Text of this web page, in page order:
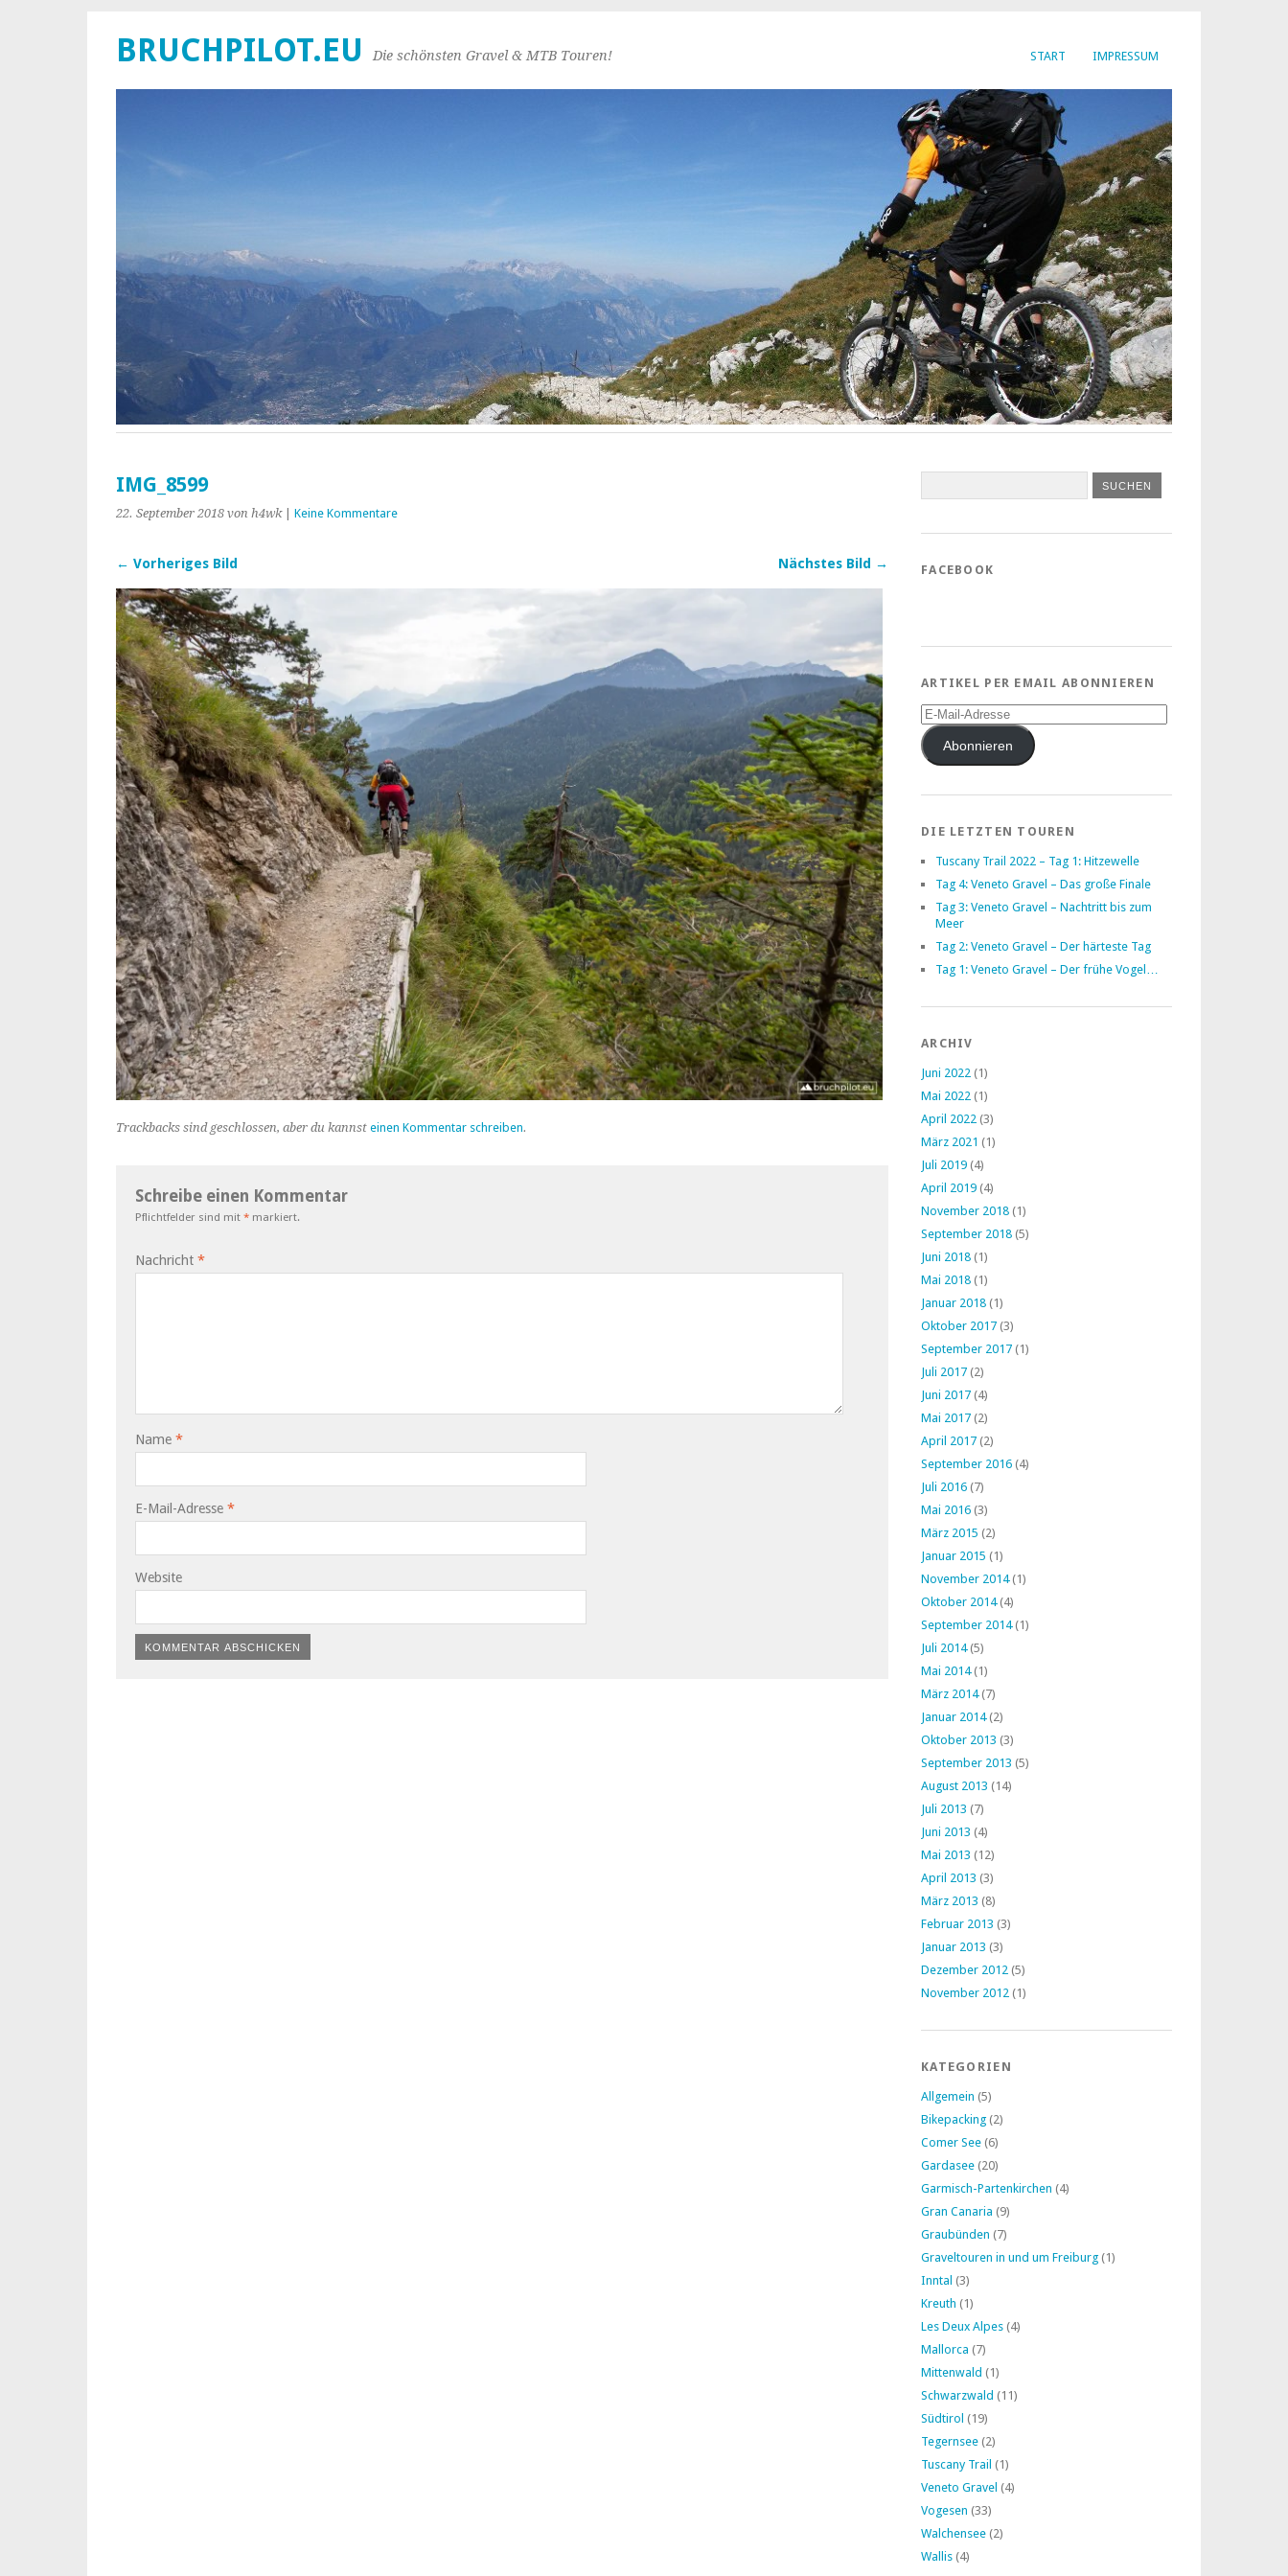
START IMPRESSUM
BRUCHPILOT.EU Die schönsten Gravel & MTB Touren!
IMG_8599
22. September 2018 von h4wk| Keine Kommentare
← Vorheriges Bild Nächstes Bild →
Trackbacks sind geschlossen, aber du kannst einen Kommentar schreiben.
Schreibe einen Kommentar
Pflichtfelder sind mit * markiert.
Nachricht *
Name *
E-Mail-Adresse *
Website
FACEBOOK
ARTIKEL PER EMAIL ABONNIEREN
E-
Mail-
AdresseAbonnieren
DIE LETZTEN TOUREN
Tuscany Trail 2022 – Tag 1: Hitzewelle
Tag 4: Veneto Gravel – Das große Finale
Tag 3: Veneto Gravel – Nachtritt bis zum
Meer
Tag 2: Veneto Gravel – Der härteste Tag
Tag 1: Veneto Gravel – Der frühe Vogel…
ARCHIV
Juni 2022 (1)
Mai 2022 (1)
April 2022 (3)
März 2021 (1)
Juli 2019 (4)
April 2019 (4)
November 2018 (1)
September 2018 (5)
Juni 2018 (1)
Mai 2018 (1)
Januar 2018 (1)
Oktober 2017 (3)
September 2017 (1)
Juli 2017 (2)
Juni 2017 (4)
Mai 2017 (2)
April 2017 (2)
September 2016 (4)
Juli 2016 (7)
Mai 2016 (3)
März 2015 (2)
Januar 2015 (1)
November 2014(1)
Oktober 2014(4)
September 2014(1)
Juli 2014(5)
Mai 2014(1)
März 2014(7)
Januar 2014(2)
Oktober 2013 (3)
September 2013 (5)
August 2013 (14)
Juli 2013 (7)
Juni 2013 (4)
Mai 2013 (12)
April 2013 (3)
März 2013 (8)
Februar 2013 (3)
Januar 2013 (3)
Dezember 2012 (5)
November 2012 (1)
KATEGORIEN
Allgemein (5)
Bikepacking (2)
Comer See (6)
Gardasee (20)
Garmisch-Partenkirchen (4)
Gran Canaria (9)
Graubünden (7)
Graveltouren in und um Freiburg (1)
Inntal (3)
Kreuth (1)
Les Deux Alpes (4)
Mallorca (7)
Mittenwald (1)
Schwarzwald (11)
Südtirol (19)
Tegernsee (2)
Tuscany Trail (1)
Veneto Gravel (4)
Vogesen (33)
Walchensee (2)
Wallis (4)